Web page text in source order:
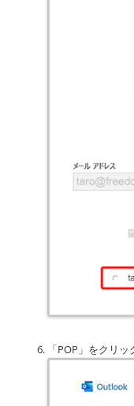
「POP」をクリッ